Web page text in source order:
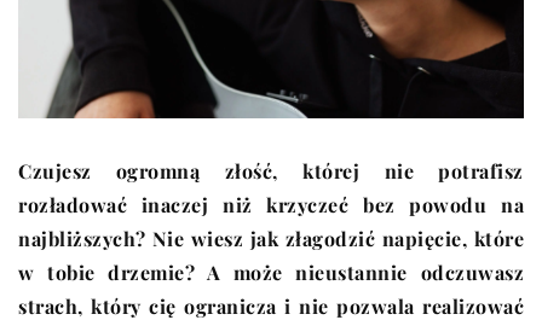
Czujesz ogromną złość, której nie potrafisz
rozładować inaczej niż krzyczeć bez powodu na
najbliższych? Nie wiesz jak złagodzić napięcie, które
w tobie drzemie? A może nieustannie odczuwasz
strach, który cię ogranicza i nie pozwala realizować